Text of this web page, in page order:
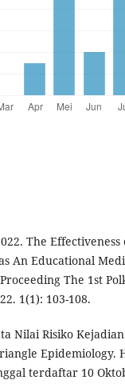
The Effectiveness
An Educational
The 1st
1(1): 103-108.
Nilai Risiko
Epidemiology.
terdaftar 10